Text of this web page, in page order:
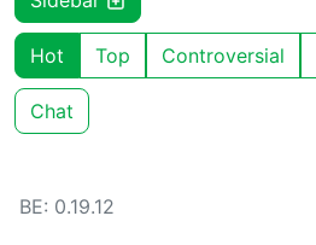
Hot Top Controversial
Chat
BE: 0.19.12